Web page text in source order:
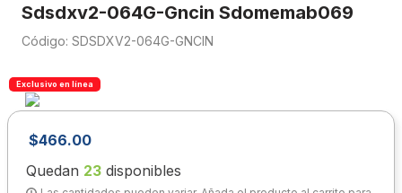
Sdsdxv2-064G-Gncin Sdomemab069
: SDSDXV2-064G-GNCIN
Exclusivo en línea
$466.00
Quedan 23 disponibles
5 .
colores
7.
escritorio
10
lapiz